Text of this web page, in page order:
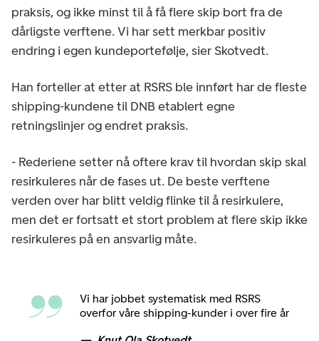
praksis, og ikke minst til å få flere skip bort fra de
dårligste verftene. Vi har sett merkbar positiv
endring i egen kundeportefølje, sier Skotvedt.
Han forteller at etter at RSRS ble innført har de fleste
shipping-kundene til DNB etablert egne
retningslinjer og endret praksis.
- Rederiene setter nå oftere krav til hvordan skip skal
resirkuleres når de fases ut. De beste verftene
verden over har blitt veldig flinke til å resirkulere,
men det er fortsatt et stort problem at flere skip ikke
resirkuleres på en ansvarlig måte.
Vi har jobbet systematisk med RSRS
overfor våre shipping-kunder i over fire år